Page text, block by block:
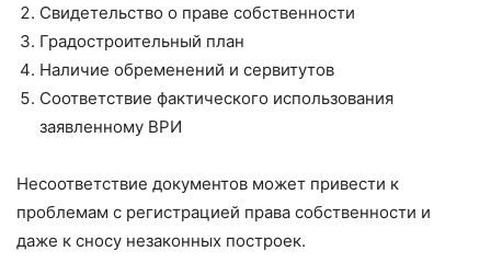
Свидетельство о праве собственности
Градостроительный план
Наличие обременений и сервитутов
Соответствие фактического использования
заявленному ВРИ
Несоответствие документов может привести к
проблемам с регистрацией права собственности и
даже к сносу незаконных построек.